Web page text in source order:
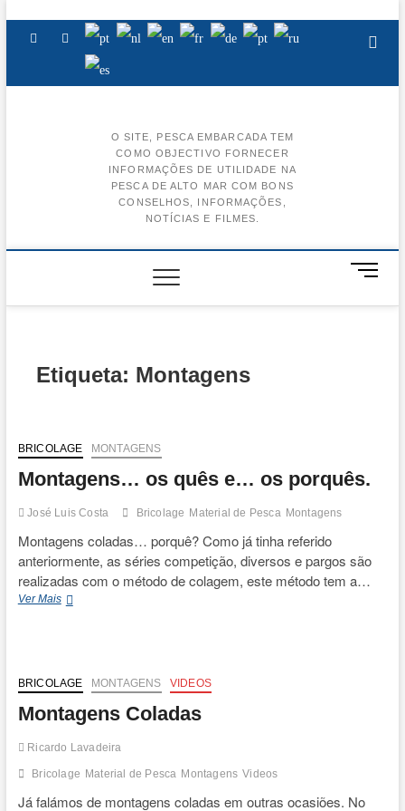
content
FacebookInstagramYoutube
O SITE, PESCA EMBARCADA TEM
COMO OBJECTIVO FORNECER
INFORMAÇÕES DE UTILIDADE NA
PESCA DE ALTO MAR COM BONS
CONSELHOS, INFORMAÇÕES,
NOTÍCIAS E FILMES.
M
n
Etiqueta: Montagens
BRICOLAGE MONTAGENS
Montagens… os quês e… os porquês.
José Luis Costa Bricolage Material de Pesca Montagens
Montagens coladas… porquê? Como já tinha referido
anteriormente, as séries competição, diversos e pargos são
realizadas com o método de colagem, este método tem a…
Ver MaisMontagens…
porquês.
BRICOLAGE MONTAGENS VIDEOS
Montagens Coladas
Ricardo Lavadeira
Bricolage Material de Pesca Montagens Videos
Já falámos de montagens coladas em outras ocasiões. No